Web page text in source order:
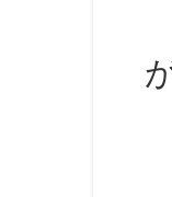
※
※
※